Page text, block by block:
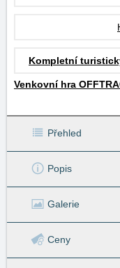
Kompletní
Venkovní hra
Přehled
Popis
Galerie
Ceny